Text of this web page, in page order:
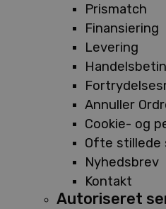
Prismatch
Finansiering
Levering
Annuller
Cookie- og
Ofte stillede
Nyhedsbrev
Kontakt
Autoriseret